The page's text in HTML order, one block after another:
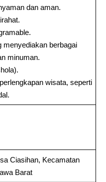
dan aman.
menyediakan berbagai
minuman.
wisata, seperti
Ciasihan, Kecamatan
Barat